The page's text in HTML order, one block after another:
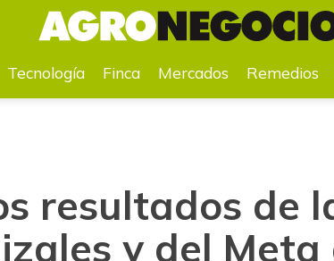
y del Meta del 03 de junio
Tecnología Finca Mercados Remedios
resultados de
y del Meta